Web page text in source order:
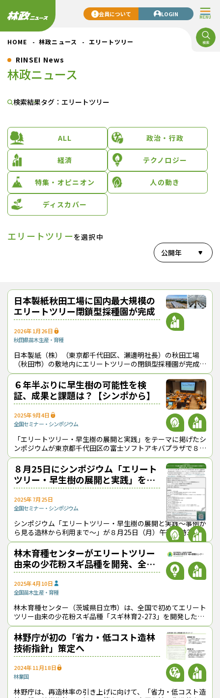
MENU
会員について LOGIN
HOME 林政ニュース エリートツリー
RINSEI News
林政ニュース
検索結果タグ：エリートツリー
ALL 政治・行政
経済 テクノロジー
特集・オピニオン 人の動き
ディスカバー
エリートツリーを選択中
公開年
日本製紙秋田工場に国内最大規模の
エリートツリー閉鎖型採種園が完成
2026年1月26日
秋田県苗木生産・育種
日本製紙（株）（東京都千代田区、瀬邊明社長）の秋田工場
（秋田市）の敷地内にエリートツリーの閉鎖型採種園が完成し
た（１月19日に発表）。苗木換算で年間160万本分の種子生産
能力があり、国内最大規模とな
６年半ぶりに早生樹の可能性を検
証、成果と課題は？【シンポから】
2025年9月4日
全国セミナー・シンポジウム
「エリートツリー・早生樹の展開と実践」をテーマに掲げたシ
ンポジウムが東京都千代田区の富士ソフトアキバプラザで８月
25日に開催された。早生樹の可能性を考える全国規模のシン
ポジウムが行われたのは、2019
８月25日にシンポジウム「エリート
ツリー・早生樹の展開と実践」を開
催
2025年7月25日
全国セミナー・シンポジウム
シンポジウム「エリートツリー・早生樹の展開と実践～事例か
ら見る造林から利用まで～」が８月25日（月）午後０時30分
から東京都千代田区の富士ソフトアキバプラザ５階で開催され
る。2019年３月に実施した
林木育種センターがエリートツリー
由来の少花粉スギ品種を開発、全国
初
2025年4月10日
全国苗木生産・育種
林木育種センター（茨城県日立市）は、全国で初めてエリート
ツリー由来の少花粉スギ品種「スギ林育2-273」を開発したと
３月27日に発表した。 「スギ林育2-273」は、関東育種基
本区から選抜
林野庁が初の「省力・低コスト造林
技術指針」策定へ
2024年11月18日
林業国
林野庁は、再造林率の引き上げに向けて、「省力・低コスト造